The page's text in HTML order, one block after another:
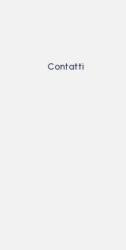
Contatti